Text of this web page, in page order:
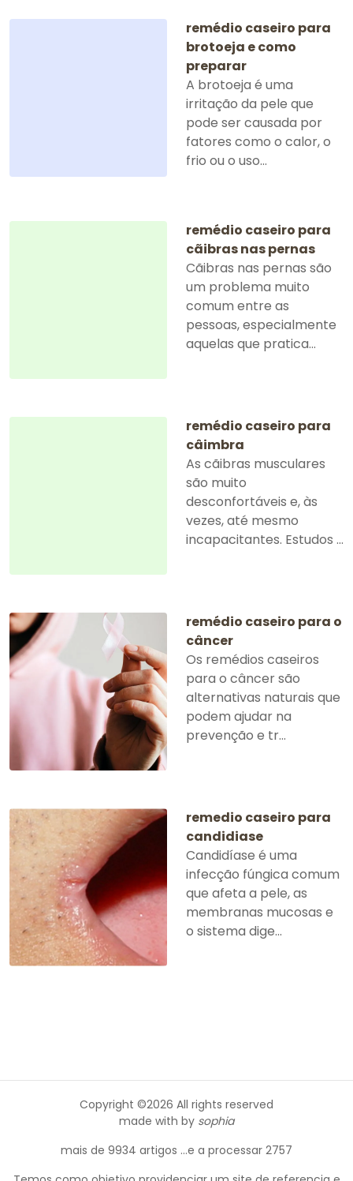
remédio caseiro para
brotoeja e como
preparar
A brotoeja é uma
irritação da pele que
pode ser causada por
fatores como o calor, o
frio ou o uso...
remédio caseiro para
cãibras nas pernas
Cãibras nas pernas são
um problema muito
comum entre as
pessoas, especialmente
aquelas que pratica...
remédio caseiro para
câimbra
As cãibras musculares
são muito
desconfortáveis e, às
vezes, até mesmo
incapacitantes. Estudos ...
remédio caseiro para o
câncer
Os remédios caseiros
para o câncer são
alternativas naturais que
podem ajudar na
prevenção e tr...
remedio caseiro para
candidiase
Candidíase é uma
infecção fúngica comum
que afeta a pele, as
membranas mucosas e
o sistema dige...
Copyright ©2026 All rights reserved
made with by sophia
mais de 9934 artigos ...e a processar 2757